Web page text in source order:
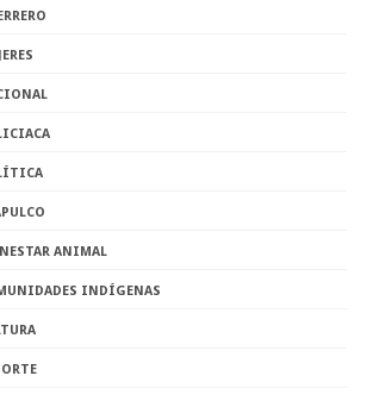
ANIMAL
INDÍGENAS